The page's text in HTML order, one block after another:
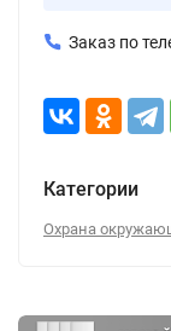
Заказ по
Категории
Охрана